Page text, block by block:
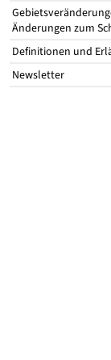
Änderungen zum
Definitionen und
Newsletter